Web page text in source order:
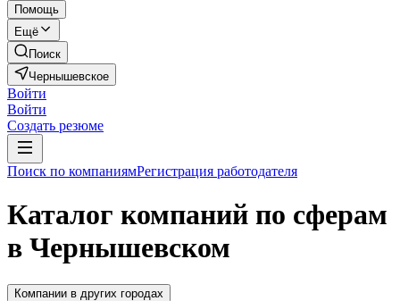
Помощь
Ещё
Поиск
Чернышевское
Войти
Войти
Создать резюме
Поиск по компаниямРегистрация работодателя
Каталог компаний по сферам
в Чернышевском
Компании в других городах